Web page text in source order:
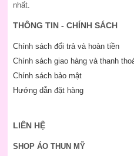
nhất.
THÔNG TIN - CHÍNH SÁCH
Chính sách đổi trả và hoàn tiền
Chính sách giao hàng và thanh
Chính sách bảo mật
Hướng dẫn đặt hàng
LIÊN HỆ
SHOP ÁO THUN MỸ